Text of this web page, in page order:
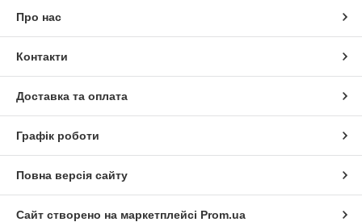
Про нас
Контакти
Доставка та оплата
Графік роботи
Повна версія сайту
Сайт створено на маркетплейсі Prom.ua